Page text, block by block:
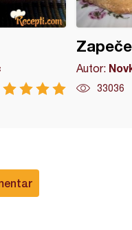
Autor:
33036